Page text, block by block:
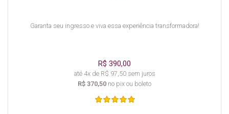
Garanta seu ingresso e viva essa experiência transformadora!
R$ 390,00
até 4x de R$ 97,50 sem juros
R$ 370,50 no pix ou boleto